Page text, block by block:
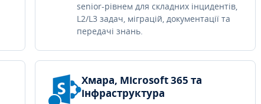
senior-рівнем для складних інцидентів,
L2/L3 задач, міграцій, документації та
передачі знань.
Хмара, Microsoft 365 та
інфраструктура